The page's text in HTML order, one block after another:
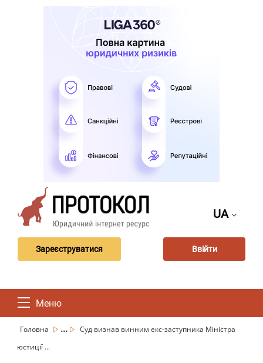
UA
Зареєструватися Ввійти
Меню
Головна ...
Суд визнав винним екс-заступника Міністра
юстиції ...